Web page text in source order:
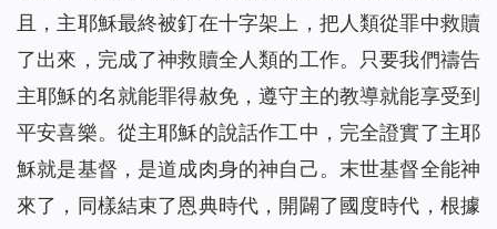
且，主耶穌最終被釘在十字架上，把人類從罪中救贖
了出來，完成了神救贖全人類的工作。只要我們禱告
主耶穌的名就能罪得赦免，遵守主的教導就能享受到
平安喜樂。從主耶穌的說話作工中，完全證實了主耶
穌就是基督，是道成肉身的神自己。末世基督全能神
來了，同樣結束了恩典時代，開闢了國度時代，根據